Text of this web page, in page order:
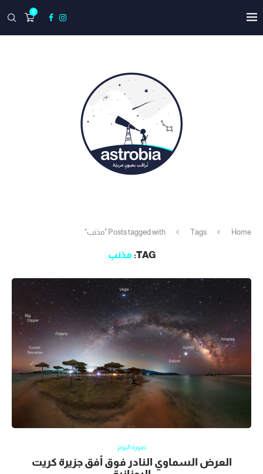
0
Home
Tags Posts tagged with "مذنب"
TAG: مذنب
صورة اليوم
العرض السماوي النادر فوق أفق جزيرة كريت